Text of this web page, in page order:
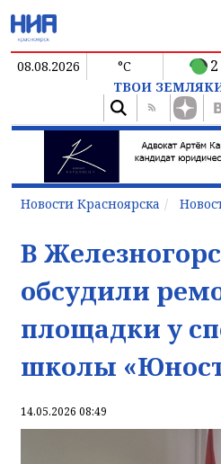
08.08.2026 °C 2
ТВОИ
Новости Красноярска
В
обсудили
площадки у
школы
14.05.2026 08:49